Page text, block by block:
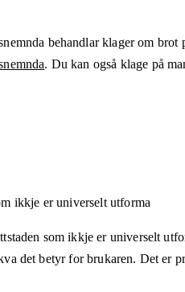
behandlar klager om
. Du kan også klage på
ikkje er universelt utforma
som ikkje er universelt
det betyr for brukaren. Det er